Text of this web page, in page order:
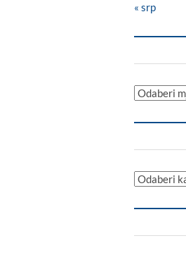
« srp
Sve
Kategorije